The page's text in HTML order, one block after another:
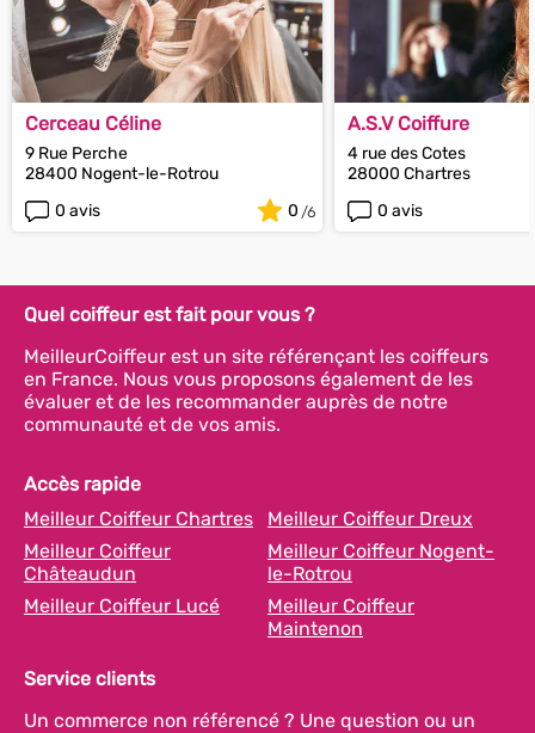
Cerceau Céline
9 Rue Perche
28400 Nogent-le-Rotrou
0 avis
0
A.S.V Coiffure
4 rue des Cotes
28000 Chartres
0 avis
Quel coiffeur est fait pour vous ?
MeilleurCoiffeur est un site référençant les coiffeurs
en France. Nous vous proposons également de les
évaluer et de les recommander auprès de notre
communauté et de vos amis.
Accès rapide
Meilleur Coiffeur Chartres
Meilleur Coiffeur Dreux
Meilleur Coiffeur
Châteaudun
Meilleur Coiffeur Nogent-
le-Rotrou
Meilleur Coiffeur Lucé
Meilleur Coiffeur
Maintenon
Service clients
Un commerce non référencé ? Une question ou un